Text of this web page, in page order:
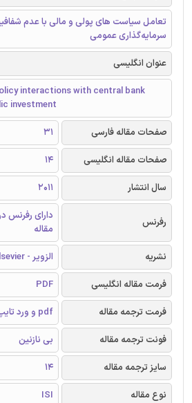
تعامل سیاست های پولی و مالی با عدم
سرمایه‌گذاری عمومی
عنوان انگلیسی
interactions with central bank
investment
صفحات مقاله فارسی
31
صفحات مقاله انگلیسی
14
سال انتشار
2011
رفرنس
دارای رفرنس
مقاله
نشریه
الزویر - Elsevier
فرمت مقاله انگلیسی
PDF
فرمت ترجمه مقاله
pdf و ورد تایپ شده با قابلیت ویرایش
فونت ترجمه مقاله
بی نازنین
سایز ترجمه مقاله
14
نوع مقاله
ISI